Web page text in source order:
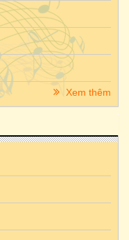
Xem thêm